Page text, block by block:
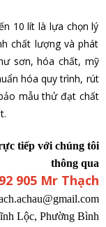
10 lít là lựa chọn lý
chất lượng và phát
sơn, hóa chất, mỹ
hóa quy trình, rút
mẫu thử đạt chất
tiếp với chúng tôi
thông qua
905 Mr Thạch
Lộc, Phường Bình